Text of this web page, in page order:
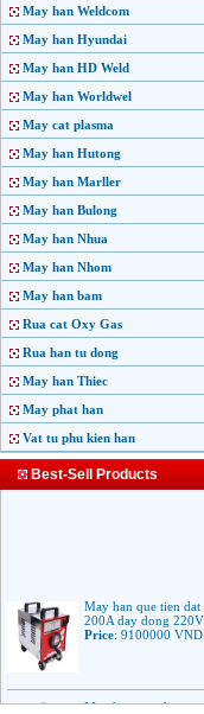
May han Weldcom
May han Hyundai
May han HD Weld
May han Worldwel
May cat plasma
May han Hutong
May han Marller
May han Bulong
May han Nhua
May han Nhom
May han bam
Rua cat Oxy Gas
Rua han tu dong
May han Thiec
May phat han
Vat tu phu kien han
Best-Sell Products
200A day dong 220V
Price :9100000 VND
May han que dien tu
Jasic ARC 200 R04